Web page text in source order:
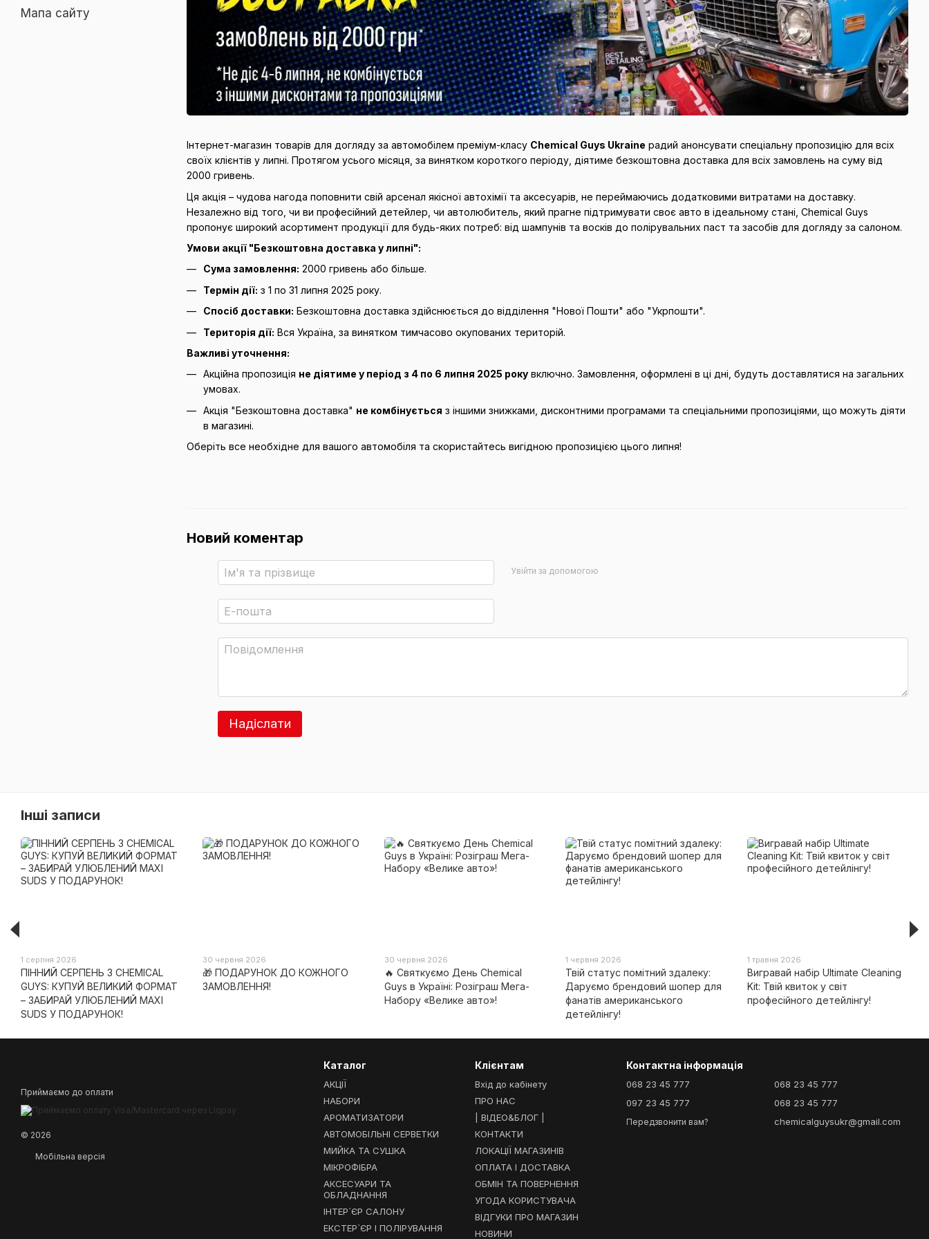
Інтернет-магазин товарів для догляду за автомобілем преміум-класу Chemical Guys Ukraine радий анонсувати спеціальну пропозицію для всіх
своїх клієнтів у липні. Протягом усього місяця, за винятком короткого періоду, діятиме безкоштовна доставка для всіх замовлень на суму від
2000 гривень.
Ця акція – чудова нагода поповнити свій арсенал якісної автохімії та аксесуарів, не переймаючись додатковими витратами на доставку.
Незалежно від того, чи ви професійний детейлер, чи автолюбитель, який прагне підтримувати своє авто в ідеальному стані, Chemical Guys
пропонує широкий асортимент продукції для будь-яких потреб: від шампунів та восків до полірувальних паст та засобів для догляду за салоном.
Умови акції "Безкоштовна доставка у липні":
Сума замовлення: 2000 гривень або більше.
Термін дії: з 1 по 31 липня 2025 року.
Спосіб доставки: Безкоштовна доставка здійснюється до відділення "Нової Пошти" або "Укрпошти".
Територія дії: Вся Україна, за винятком тимчасово окупованих територій.
Важливі уточнення:
Акційна пропозиція не діятиме у період з 4 по 6 липня 2025 року включно. Замовлення, оформлені в ці дні, будуть доставлятися на загальних
умовах.
Акція "Безкоштовна доставка" не комбінується з іншими знижками, дисконтними програмами та спеціальними пропозиціями, що можуть діяти
в магазині.
Оберіть все необхідне для вашого автомобіля та скористайтесь вигідною пропозицією цього липня!
Новий коментар
Увійти за допомогою
Надіслати
Мапа сайту
Інші записи
1 серпня 2026
ПІННИЙ СЕРПЕНЬ З CHEMICAL
GUYS: КУПУЙ ВЕЛИКИЙ ФОРМАТ
– ЗАБИРАЙ УЛЮБЛЕНИЙ MAXI
SUDS У ПОДАРУНОК!
30 червня 2026
🎁 ПОДАРУНОК ДО КОЖНОГО
ЗАМОВЛЕННЯ!
30 червня 2026
🔥 Святкуємо День Chemical
Guys в Україні: Розіграш Мега-
Набору «Велике авто»!
1 червня 2026
Твій статус помітний здалеку:
Даруємо брендовий шопер для
фанатів американського
детейлінгу!
1 травня 2026
Вигравай набір Ultimate Cleaning
Kit: Твій квиток у світ
професійного детейлінгу!
Приймаємо до оплати
© 2026
Мобільна версія
Каталог
АКЦІЇ
НАБОРИ
АРОМАТИЗАТОРИ
АВТОМОБІЛЬНІ СЕРВЕТКИ
МИЙКА ТА СУШКА
МІКРОФІБРА
АКСЕСУАРИ ТА
ОБЛАДНАННЯ
ІНТЕР`ЄР САЛОНУ
ЕКСТЕР`ЄР І ПОЛІРУВАННЯ
Клієнтам
Вхід до кабінету
ПРО НАС
| ВІДЕО&БЛОГ |
КОНТАКТИ
ЛОКАЦІЇ МАГАЗИНІВ
ОПЛАТА І ДОСТАВКА
ОБМІН ТА ПОВЕРНЕННЯ
УГОДА КОРИСТУВАЧА
ВІДГУКИ ПРО МАГАЗИН
НОВИНИ
Контактна інформація
068 23 45 777
097 23 45 777
Передзвонити вам?
068 23 45 777
068 23 45 777
chemicalguysukr@gmail.com